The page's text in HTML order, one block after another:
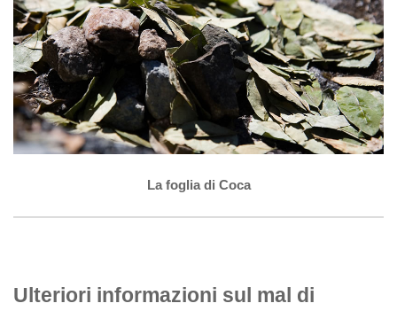
La foglia di Coca
Ulteriori informazioni sul mal di